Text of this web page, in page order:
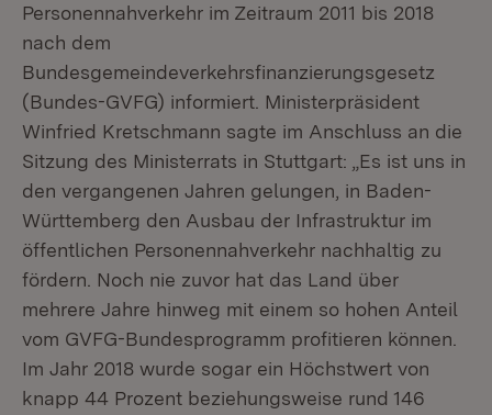
Personennahverkehr im Zeitraum 2011 bis 2018
nach dem
Bundesgemeindeverkehrsfinanzierungsgesetz
(Bundes-GVFG) informiert. Ministerpräsident
Winfried Kretschmann sagte im Anschluss an die
Sitzung des Ministerrats in Stuttgart: „Es ist uns in
den vergangenen Jahren gelungen, in Baden-
Württemberg den Ausbau der Infrastruktur im
öffentlichen Personennahverkehr nachhaltig zu
fördern. Noch nie zuvor hat das Land über
mehrere Jahre hinweg mit einem so hohen Anteil
vom GVFG-Bundesprogramm profitieren können.
Im Jahr 2018 wurde sogar ein Höchstwert von
knapp 44 Prozent beziehungsweise rund 146